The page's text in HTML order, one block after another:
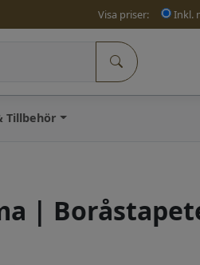
Visa priser: Inkl.
Tillbehör
|